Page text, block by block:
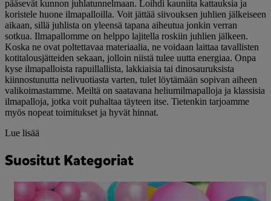
pääsevät kunnon juhlatunnelmaan. Loihdi kauniita kattauksia ja
koristele huone ilmapalloilla. Voit jättää siivouksen juhlien jälkeiseen
aikaan, sillä juhlista on yleensä tapana aiheutua jonkin verran
sotkua. Ilmapallomme on helppo lajitella roskiin juhlien jälkeen.
Koska ne ovat poltettavaa materiaalia, ne voidaan laittaa tavallisten
kotitalousjätteiden sekaan, jolloin niistä tulee uutta energiaa. Onpa
kyse ilmapalloista rapuillallista, lakkiaisia tai dinosauruksista
kiinnostunutta nelivuotiasta varten, tulet löytämään sopivan aiheen
valikoimastamme. Meiltä on saatavana heliumilmapalloja ja klassisia
ilmapalloja, jotka voit puhaltaa täyteen itse. Tietenkin tarjoamme
myös nopeat toimitukset ja hyvät hinnat.
Lue lisää
Suositut Kategoriat